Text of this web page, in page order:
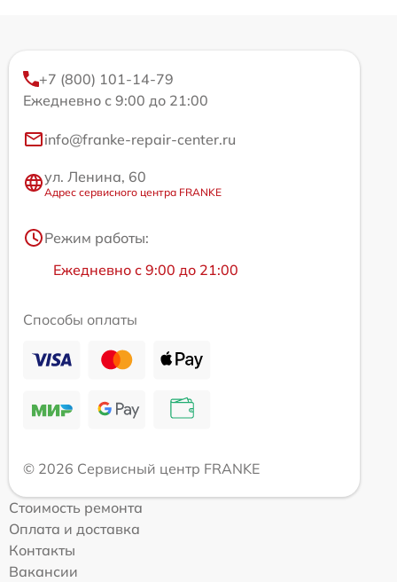
+7 (800) 101-14-79
Ежедневно с 9:00 до 21:00
info@franke-repair-center.ru
ул. Ленина, 60
Адрес сервисного центра FRANKE
Режим работы:
Ежедневно с 9:00 до 21:00
Способы оплаты
© 2026 Сервисный центр FRANKE
Стоимость ремонта
Оплата и доставка
Контакты
Вакансии